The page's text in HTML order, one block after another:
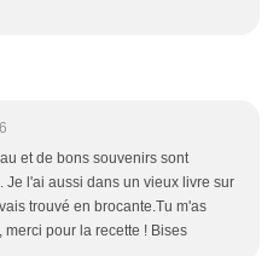
et de bons souvenirs sont
Je l'ai aussi dans un vieux livre sur
trouvé en brocante.Tu m'as
pour la recette ! Bises